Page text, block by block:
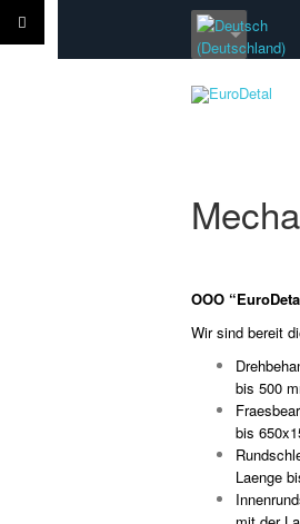
OOO
Wir sind bereit
bis 500
bis
Laenge